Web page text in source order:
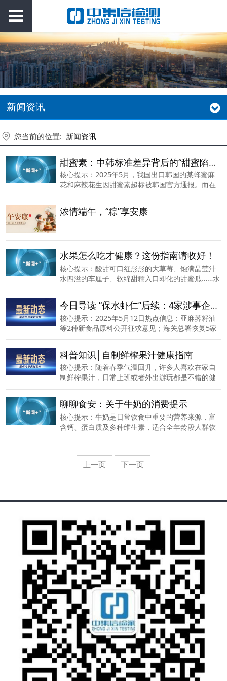
新闻资讯
您当前的位置: 新闻资讯
甜蜜素：中韩标准差异背后的“甜蜜陷阱”
核心提示：2025年5月，我国出口韩国的某蜂蜜麻
花和麻辣花生因甜蜜素超标被韩国官方通报。而在
中国，这些产品可能完全符合标准。为什么同样的
食品，在不同国家命运截然不同？甜蜜素到底安不
安全？企业该如何避免“甜蜜陷阱”？
浓情端午，“粽”享安康
水果怎么吃才健康？这份指南请收好！
核心提示：酸甜可口红彤彤的大草莓、饱满晶莹汁
水四溢的车厘子、软绵甜糯入口即化的甜蜜瓜……水
果因其丰富的营养价值和独特的口感，特别受注重
运输水平的提高，我们日常可及的水果品种越来越
脱离季节和产地的束缚，真正达到了水果自由。但
其实吃水果并不能随心所欲，食用不当反而可能会
起到反作用，影响健康。
今日导读 “保水虾仁”后续：4家涉事企业被罚超800万元；知名品牌回应女子投诉粽子吃出带血创可贴；福州一家连锁品牌外卖店内虫子随意爬
核心提示：2025年5月12日热点信息：亚麻荠籽油
等2种新食品原料公开征求意见；海关总署恢复5家
巴西大豆输华企业注册登记；“保水虾仁”后续：4家
涉事企业被罚超800万元；知名品牌回应女子投诉
粽子吃出带血创可贴；汇源果汁回应唱衰言论；福
州一家连锁品牌外卖店内虫子随意爬；欧盟食品和
饲料类快速预警系统（RASFF）通报（2025年第19
周）。
科普知识│自制鲜榨果汁健康指南
核心提示：随着春季气温回升，许多人喜欢在家自
制鲜榨果汁，日常上班或者外出游玩都是不错的健
康饮品，自制果汁需注意以下的事项。
聊聊食安：关于牛奶的消费提示
核心提示：牛奶是日常饮食中重要的营养来源，富
含钙、蛋白质及多种维生素，适合全年龄段人群饮
用。为帮助消费者选购安全、优质的牛奶及相关制
以下消费建议。
上一页 下一页